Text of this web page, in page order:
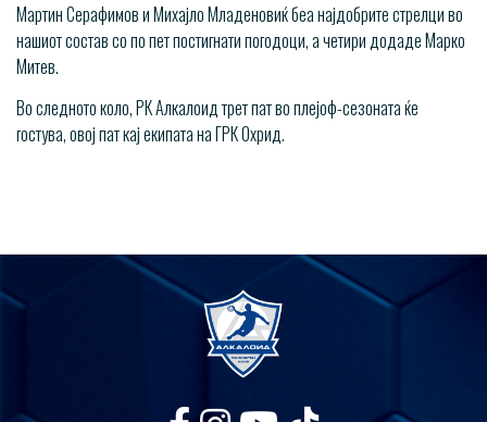
Мартин Серафимов и Михајло Младеновиќ беа најдобрите стрелци во
нашиот состав со по пет постигнати погодоци, а четири додаде Марко
Митев.
Во следното коло, РК Алкалоид трет пат во плејоф-сезоната ќе
гостува, овој пат кај екипата на ГРК Охрид.